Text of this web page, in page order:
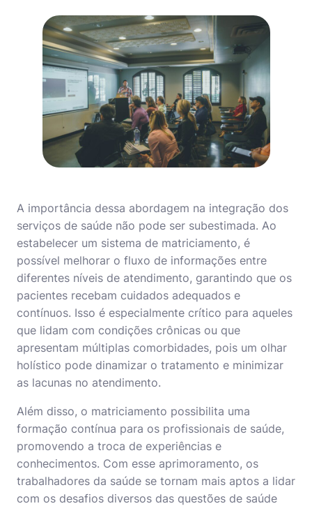
A importância dessa abordagem na integração dos
serviços de saúde não pode ser subestimada. Ao
estabelecer um sistema de matriciamento, é
possível melhorar o fluxo de informações entre
diferentes níveis de atendimento, garantindo que os
pacientes recebam cuidados adequados e
contínuos. Isso é especialmente crítico para aqueles
que lidam com condições crônicas ou que
apresentam múltiplas comorbidades, pois um olhar
holístico pode dinamizar o tratamento e minimizar
as lacunas no atendimento.
Além disso, o matriciamento possibilita uma
formação contínua para os profissionais de saúde,
promovendo a troca de experiências e
conhecimentos. Com esse aprimoramento, os
trabalhadores da saúde se tornam mais aptos a lidar
com os desafios diversos das questões de saúde